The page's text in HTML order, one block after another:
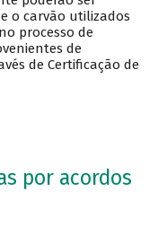
o carvão utilizados
processo de
de
de Certificação de
por acordos